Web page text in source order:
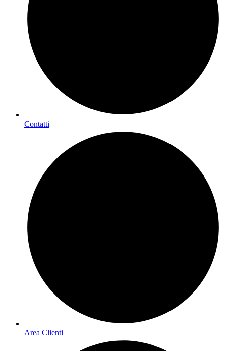
Contatti
Area Clienti